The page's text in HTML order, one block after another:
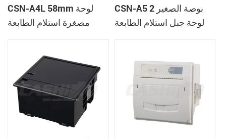
CSN-A4L 58mm لوحة
مصغرة استلام الطابعة
CSN-A5 2 بوصة الصغير
لوحة جبل استلام الطابعة